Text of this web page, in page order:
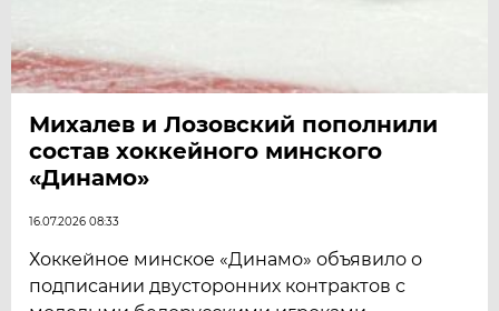
Михалев и Лозовский пополнили
состав хоккейного минского
«Динамо»
16.07.2026 08:33
Хоккейное минское «Динамо» объявило о
подписании двусторонних контрактов с